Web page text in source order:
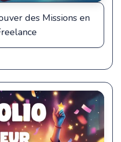
des Missions en